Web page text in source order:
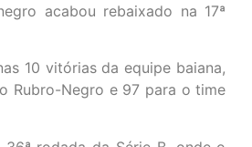
acabou rebaixado na 17ª
10 vitórias da equipe baiana,
Rubro-Negro e 97 para o time